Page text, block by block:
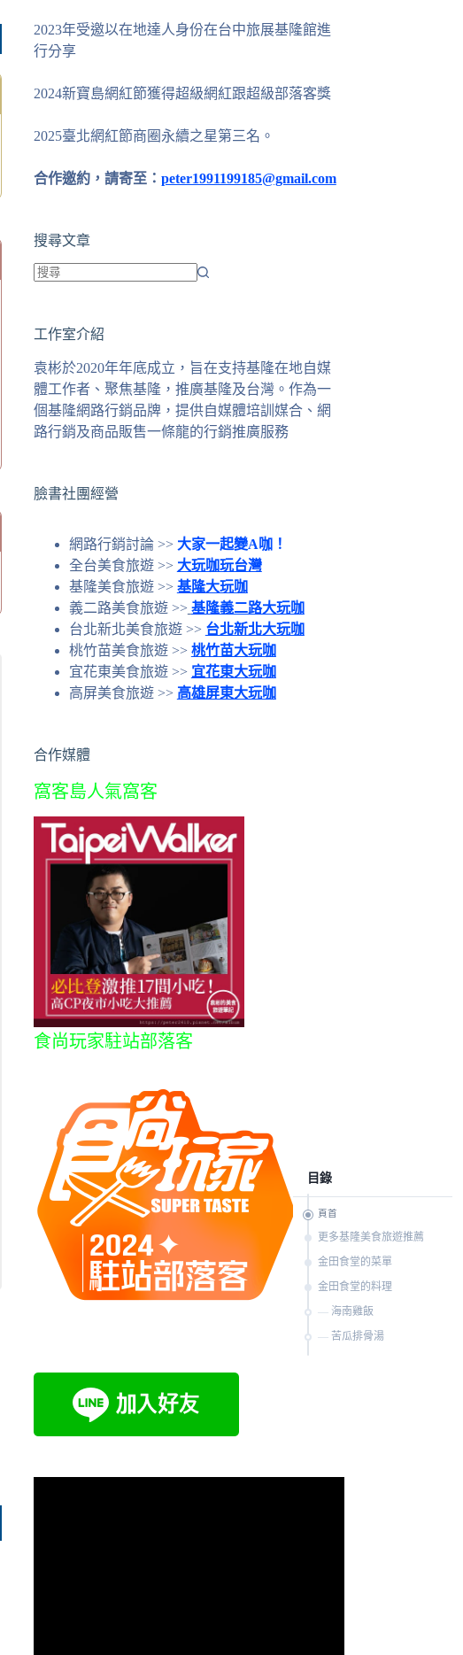
2023年受邀以在地達人身份在台中旅展基隆館進
行分享
2024新寶島網紅節獲得超級網紅跟超級部落客獎
2025臺北網紅節商圈永續之星第三名。
合作邀約，請寄至： peter1991199185@gmail.com
搜尋文章
到
合
條
件
的
果
工作室介紹
袁彬於2020年年底成立，旨在支持基隆在地自媒
體工作者、聚焦基隆，推廣基隆及台灣。作為一
個基隆網路行銷品牌，提供自媒體培訓媒合、網
路行銷及商品販售一條龍的行銷推廣服務
臉書社團經營
網路行銷討論 >> 大家一起變A咖！
全台美食旅遊 >> 大玩咖玩台灣
基隆美食旅遊 >> 基隆大玩咖
義二路美食旅遊 >> 基隆義二路大玩咖
台北新北美食旅遊 >> 台北新北大玩咖
桃竹苗美食旅遊 >> 桃竹苗大玩咖
宜花東美食旅遊 >> 宜花東大玩咖
高屏美食旅遊 >> 高雄屏東大玩咖
合作媒體
窩客島人氣窩客
食尚玩家駐站部落客
目錄
頁首
更多基隆美食旅遊推薦
金田食堂的菜單
金田食堂的料理
海南雞飯
苦瓜排骨湯